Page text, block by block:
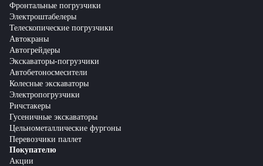
Фронтальные погрузчики
Электроштабелеры
Телескопические погрузчики
Автокраны
Автогрейдеры
Экскаваторы-погрузчики
Автобетоносмесители
Колесные экскаваторы
Электропогрузчики
Ричстакеры
Гусеничные экскаваторы
Цельнометаллические фургоны
Перевозчики паллет
Покупателю
Акции